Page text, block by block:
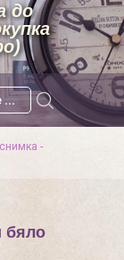
до
-
бяло